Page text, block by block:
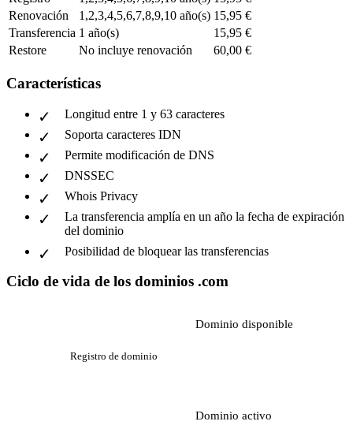
Renovación
1,2,3,4,5,6,7,8,9,10 año(s) 15,95 €
Transferencia 1 año(s)
15,95 €
Restore
No incluye renovación 60,00 €
Características
Longitud entre 1 y 63 caracteres
Soporta caracteres IDN
Permite modificación de DNS
DNSSEC
Whois Privacy
La transferencia amplía en un año la fecha de expiración
del dominio
Posibilidad de bloquear las transferencias
Ciclo de vida de los dominios .com
Dominio disponible
Registro de dominio
Dominio activo